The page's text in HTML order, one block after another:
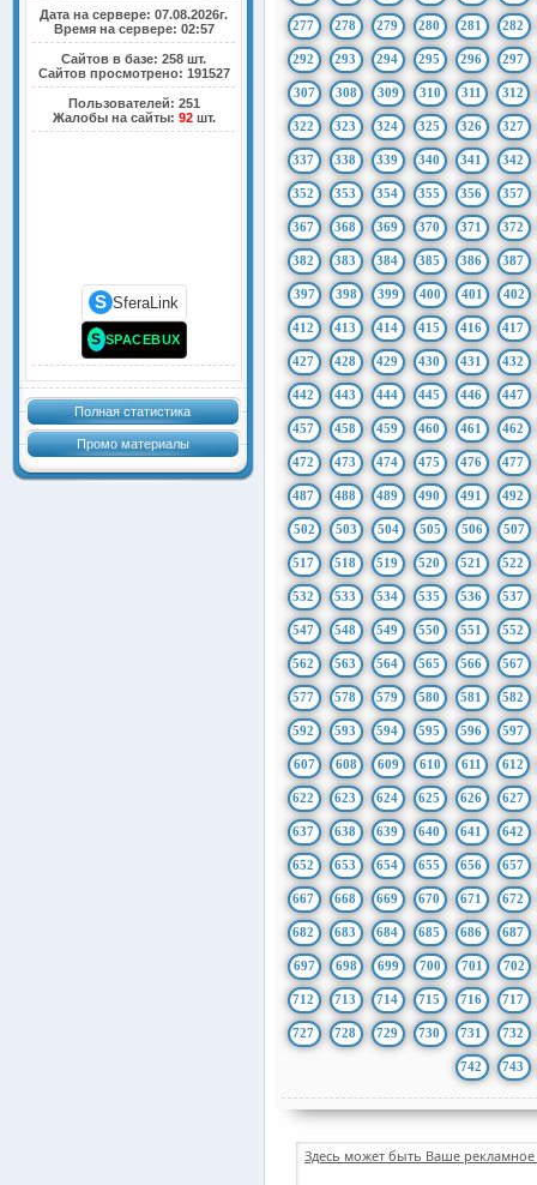
Дата на сервере: 07.08.2026г.
Время на сервере: 02:57
Сайтов в базе: 258 шт.
Сайтов просмотрено: 191527
Пользователей: 251
Жалобы на сайты: 92шт.
S SferaLink
S SPACEBUX
Полная статистика
Промо материалы
277 278 279 280 281 282
292 293 294 295 296 297
307 308 309 310 311 312
322 323 324 325 326 327
337 338 339 340 341 342
352 353 354 355 356 357
367 368 369 370 371 372
382 383 384 385 386 387
397 398 399 400 401 402
412 413 414 415 416 417
427 428 429 430 431 432
442 443 444 445 446 447
457 458 459 460 461 462
472 473 474 475 476 477
487 488 489 490 491 492
502 503 504 505 506 507
517 518 519 520 521 522
532 533 534 535 536 537
547 548 549 550 551 552
562 563 564 565 566 567
577 578 579 580 581 582
592 593 594 595 596 597
607 608 609 610 611 612
622 623 624 625 626 627
637 638 639 640 641 642
652 653 654 655 656 657
667 668 669 670 671 672
682 683 684 685 686 687
697 698 699 700 701 702
712 713 714 715 716 717
727 728 729 730 731 732
742 743
Здесь может быть Ваше